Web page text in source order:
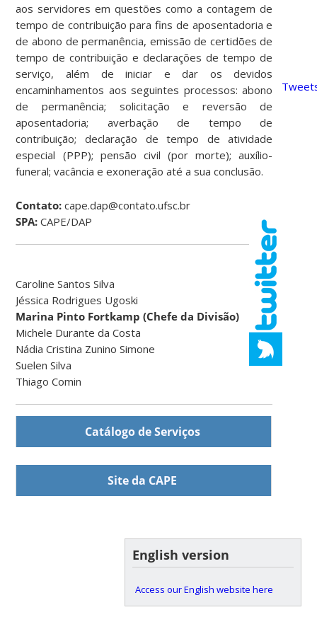
aos servidores em questões como a contagem de
tempo de contribuição para fins de aposentadoria e
de abono de permanência, emissão de certidões de
tempo de contribuição e declarações de tempo de
serviço, além de iniciar e dar os devidos
encaminhamentos aos seguintes processos: abono
de permanência; solicitação e reversão de
aposentadoria; averbação de tempo de
contribuição; declaração de tempo de atividade
especial (PPP); pensão civil (por morte); auxílio-
funeral; vacância e exoneração até a sua conclusão.
Contato:cape.dap@contato.ufsc.br
SPA: CAPE/DAP
Caroline Santos Silva
Jéssica Rodrigues Ugoski
Marina Pinto Fortkamp (Chefe da Divisão)
Michele Durante da Costa
Nádia Cristina Zunino Simone
Suelen Silva
Thiago Comin
Catálogo de Serviços
Site da CAPE
English version
Access our English website here